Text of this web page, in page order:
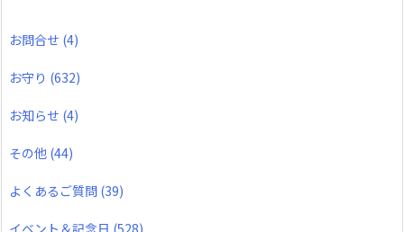
お問合せ (4)
お守り (632)
お知らせ (4)
その他 (44)
よくあるご質問 (39)
イベント＆記念日 (528)